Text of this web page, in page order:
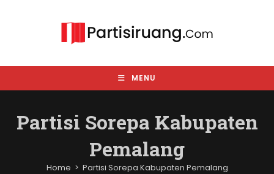
MENU
Partisi Sorepa Kabupaten
Pemalang
Home > Partisi Sorepa Kabupaten Pemalang